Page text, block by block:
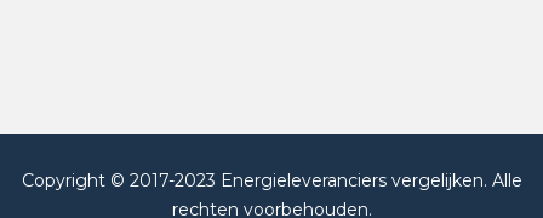
Copyright © 2017-2023 Energieleveranciers vergelijken. Alle
rechten voorbehouden.